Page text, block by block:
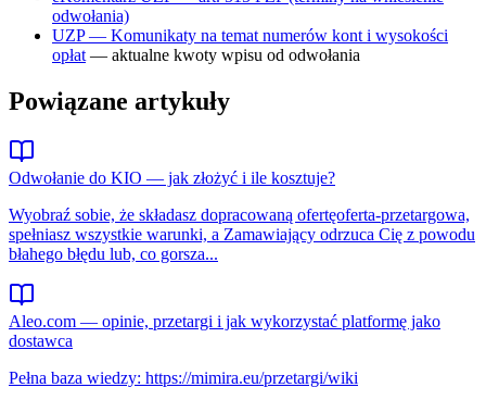
odwołania)
UZP — Komunikaty na temat numerów kont i wysokości
opłat — aktualne kwoty wpisu od odwołania
Powiązane artykuły
Odwołanie do KIO — jak złożyć i ile kosztuje?
Wyobraź sobie, że składasz dopracowaną ofertęoferta-przetargowa,
spełniasz wszystkie warunki, a Zamawiający odrzuca Cię z powodu
błahego błędu lub, co gorsza...
Aleo.com — opinie, przetargi i jak wykorzystać platformę jako
dostawca
Pełna baza wiedzy: https://mimira.eu/przetargi/wiki